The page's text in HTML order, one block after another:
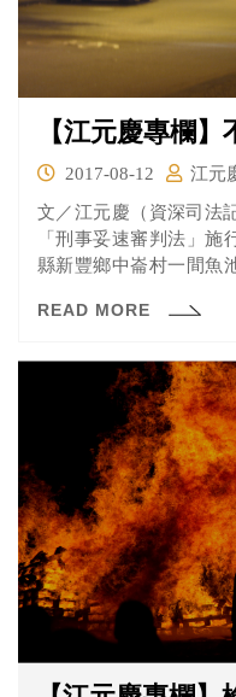
【江元慶專欄
2017-08-12
江元
文／江元慶（資深司法
「刑事妥速審判法」施
縣新豐鄉中崙村一間魚
READ MORE